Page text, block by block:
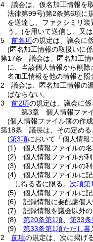
4
議会は、仮名加工情報を
法律第99号)第2条第6項に
を送達し、ファクシミリ
う。)を用いて送信し、又
5
前各項の規定は、議会に
(匿名加工情報の取扱いに
第17条
議会は、匿名加工
に、当該個人情報から削
名加工情報を他の情報と照
2
議会は、匿名加工情報の
ばならない。
3
前2項の規定は、議会に
第3章
個人情報ファ
(個人情報ファイル簿の作
第18条
議長は、その定め
(第3項において「個人情報
(1)
個人情報ファイルの
(2)
個人情報ファイルが
(3)
個人情報ファイルの
(4)
個人情報ファイルに
し得る者に限る。 次項第
(5)
個人情報ファイルに
(6)
記録情報に要配慮個
(7)
記録情報を議会以外
(8)
第20条第1項 第33
(9)
第33条第1項ただし書
2
前項の規定は、次に掲げ